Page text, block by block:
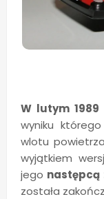
W lutym
wyniku
wlotu
wyjątkiem
jego następcą
została